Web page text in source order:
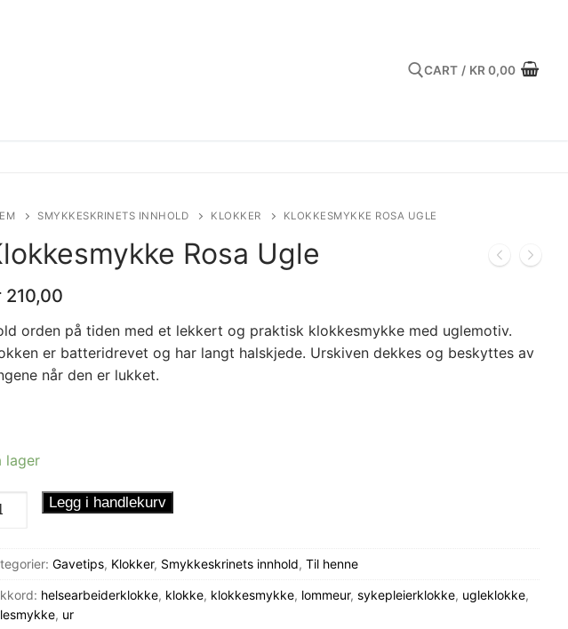
CART / KR 0,00
SMYKKESKRINETS INNHOLD KLOKKER KLOKKESMYKKE ROSA UGLE
Rosa Ugle
210,00
orden på tiden med et lekkert og praktisk klokkesmykke med uglemotiv.
er batteridrevet og har langt halskjede. Urskiven dekkes og beskyttes av
når den er lukket.
lager
Legg i handlekurv
Gavetips, Klokker, Smykkeskrinets innhold, Til henne
helsearbeiderklokke, klokke, klokkesmykke, lommeur, sykepleierklokke, ugleklokke,
, ur